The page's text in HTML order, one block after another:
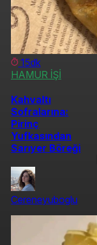
15dk
HAMUR İŞİ
Kahvaltı
Sofralarına:
Pirinç
Yufkasından
Sarıyer Böreği
Cereneyuboglu